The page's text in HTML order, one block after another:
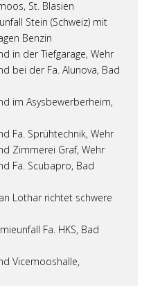
St. Blasien
Stein (Schweiz) mit
Benzin
der Tiefgarage, Wehr
der Fa. Alunova, Bad
Asysbewerberheim,
Sprühtechnik, Wehr
Graf, Wehr
Scubapro, Bad
richtet schwere
Fa. HKS, Bad